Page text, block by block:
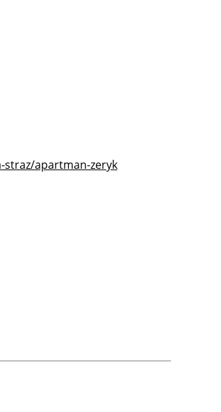
straz/apartman-zeryk